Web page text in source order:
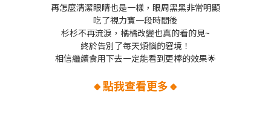
再怎麼清潔眼睛也是一樣，眼周黑黑非常明顯
吃了視力寶一段時間後
杉杉不再流淚，橘橘改變也真的看的見~
終於告別了每天煩惱的窘境！
相信繼續食用下去一定能看到更棒的效果🌟
🔸點我查看更多🔸